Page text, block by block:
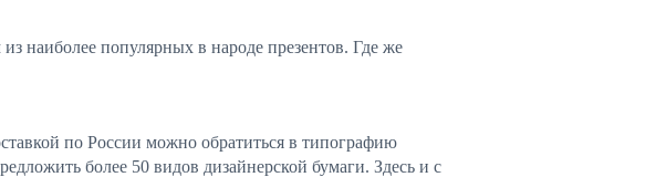
наиболее популярных в народе презентов. Где же
по России можно обратиться в типографию
более 50 видов дизайнерской бумаги. Здесь и с